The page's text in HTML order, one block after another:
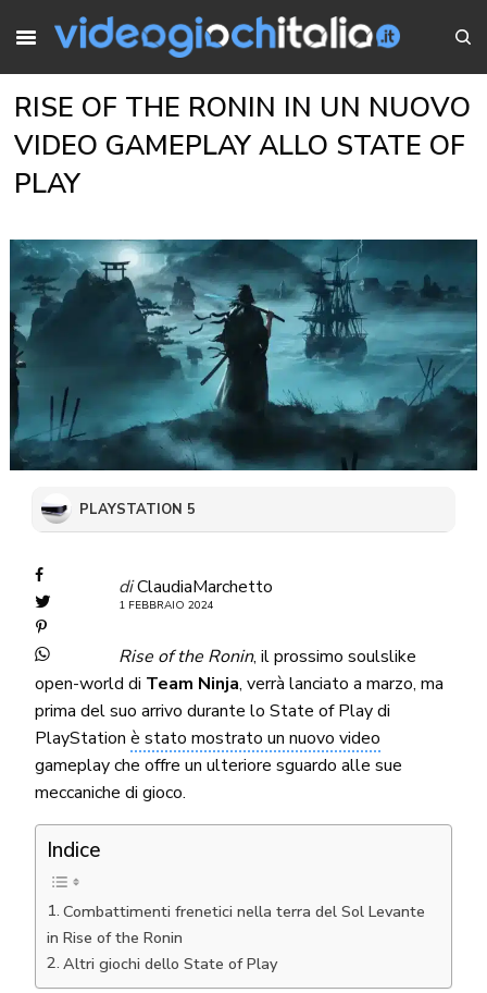
RISE OF THE RONIN IN UN NUOVO
VIDEO GAMEPLAY ALLO STATE OF
PLAY
PLAYSTATION 5
diClaudiaMarchetto
1 FEBBRAIO 2024
Rise of the Ronin, il prossimo soulslike
open-world di Team Ninja, verrà lanciato a marzo, ma
prima del suo arrivo durante lo State of Play di
PlayStation è stato mostrato un nuovo video
gameplay che offre un ulteriore sguardo alle sue
meccaniche di gioco.
Indice
Combattimenti frenetici nella terra del Sol Levante
in Rise of the Ronin
Altri giochi dello State of Play